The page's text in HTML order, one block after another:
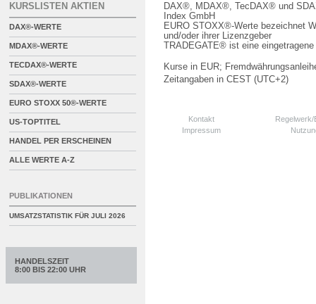
DAX®, MDAX®, TecDAX® und
Index GmbH
EURO STOXX®-Werte bezeichnet
und/oder ihrer Lizenzgeber
TRADEGATE® ist eine
Kurse in EUR;
Zeitangaben in CEST (UTC+2)
Kontakt
Impressum
KURSLISTEN AKTIEN
DAX®-WERTE
MDAX®-WERTE
TECDAX®-WERTE
SDAX®-WERTE
EURO STOXX 50®-WERTE
US-TOPTITEL
HANDEL PER ERSCHEINEN
ALLE WERTE A-Z
PUBLIKATIONEN
UMSATZSTATISTIK FÜR JULI 2026
HANDELSZEIT
8:00 BIS 22:00 UHR